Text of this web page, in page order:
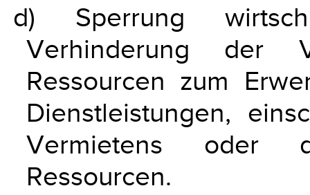
d) Sperrung
Verhinderung der
Ressourcen zum
Dienstleistungen,
Vermietens oder
Ressourcen.